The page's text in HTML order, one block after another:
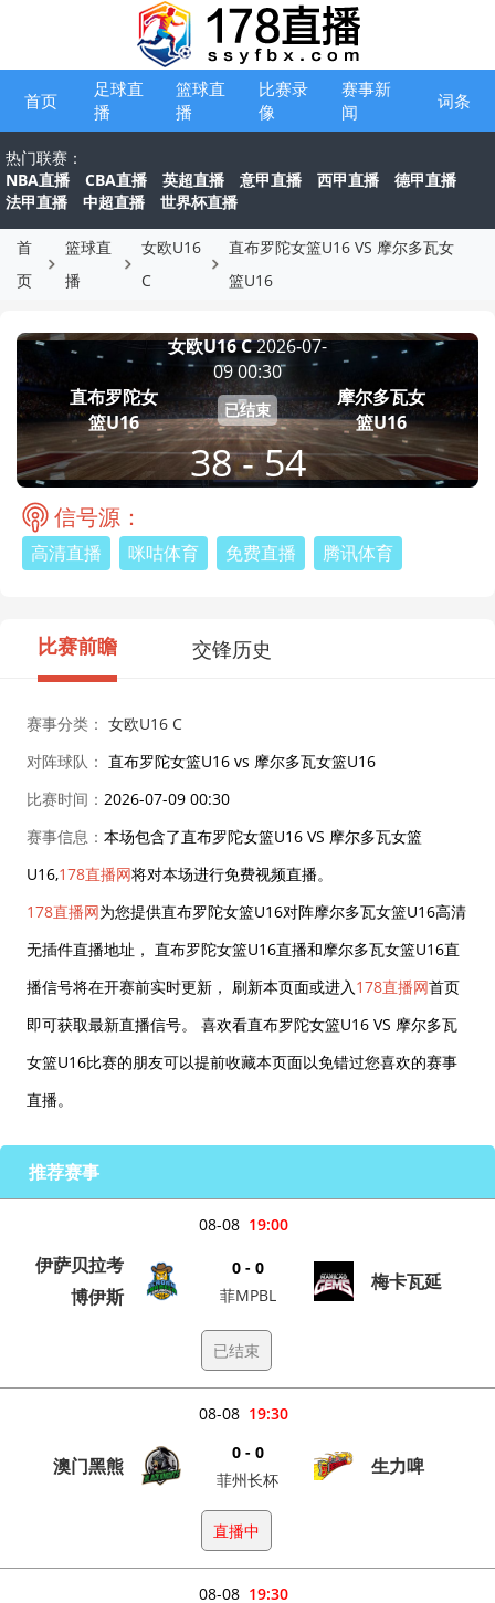
首页
足球直
播
篮球直
播
比赛录
像
赛事新
闻
词条
热门联赛：
NBA直播
CBA直播 英超直播 意甲直播 西甲直播
德甲直播
法甲直播
中超直播 世界杯直播
首
页
篮球直
播
女欧U16
C
直布罗陀女篮U16 VS 摩尔多瓦女
篮U16
直布罗陀女
篮U16
女欧U16 C2026-07-
09 00:30
已结束
38 - 54
摩尔多瓦女
篮U16
信号源：
高清直播 咪咕体育 免费直播 腾讯体育
比赛前瞻 交锋历史
赛事分类： 女欧U16 C
对阵球队： 直布罗陀女篮U16 vs 摩尔多瓦女篮U16
比赛时间： 2026-07-09 00:30
赛事信息： 本场包含了直布罗陀女篮U16 VS 摩尔多瓦女篮
U16,178直播网将对本场进行免费视频直播。
178直播网为您提供直布罗陀女篮U16对阵摩尔多瓦女篮U16高清
无插件直播地址， 直布罗陀女篮U16直播和摩尔多瓦女篮U16直
播信号将在开赛前实时更新， 刷新本页面或进入178直播网首页
即可获取最新直播信号。 喜欢看直布罗陀女篮U16 VS 摩尔多瓦
女篮U16比赛的朋友可以提前收藏本页面以免错过您喜欢的赛事
直播。
推荐赛事
19:00
08-08
伊萨贝拉考
博伊斯
0 - 0
菲MPBL
梅卡瓦延
已结束
19:30
08-08
澳门黑熊
0 - 0
菲州长杯
生力啤
直播中
19:30
08-08